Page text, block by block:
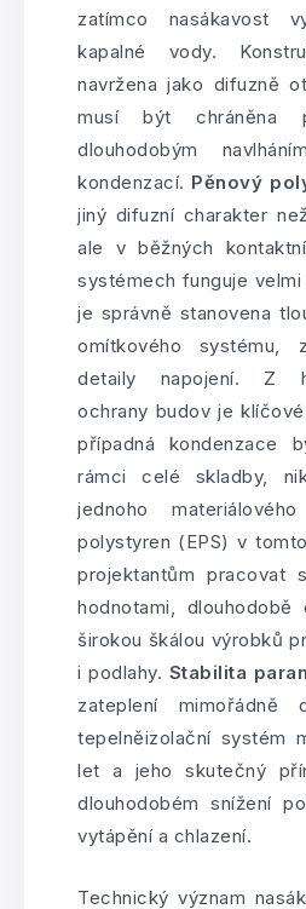
zatímco nasákavost
kapalné vody.
navržena jako difuzně
musí být chráněna
dlouhodobým
kondenzací. Pěnový
jiný difuzní charakter
ale v běžných
systémech funguje
je správně stanovena
omítkového systému,
detaily napojení. Z
ochrany budov je
případná kondenzace
rámci celé skladby,
jednoho
polystyren (EPS) v
projektantům pracovat
hodnotami,
širokou škálou výrobků
i podlahy. Stabilita
zateplení mimořádně
tepelněizolační systém
let a jeho skutečný
dlouhodobém snížení
vytápění a chlazení.
Technický význam